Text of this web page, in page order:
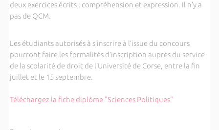
deux exercices écrits : compréhension et expression. Il n’y a
pas de QCM.
Les étudiants autorisés à s’inscrire à l’issue du concours
pourront faire les formalités d’inscription auprès du service
de la scolarité de droit de l’Université de Corse, entre la fin
juillet et le 15 septembre.
Téléchargez la fiche diplôme "Sciences Politiques"